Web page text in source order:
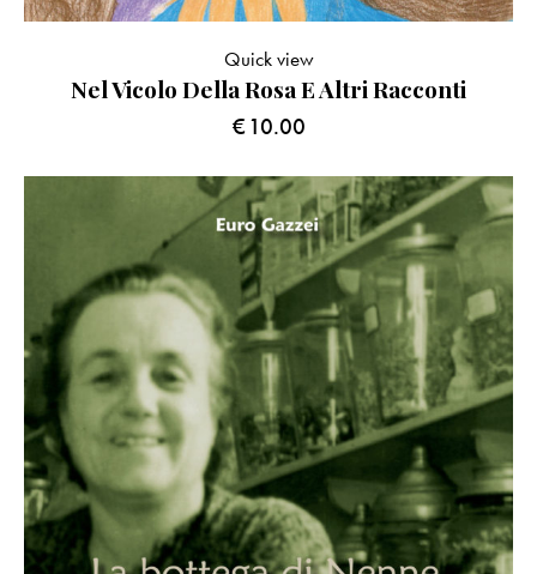
Nel Vicolo Della Rosa E Altri Racconti
€10.00
Quick view